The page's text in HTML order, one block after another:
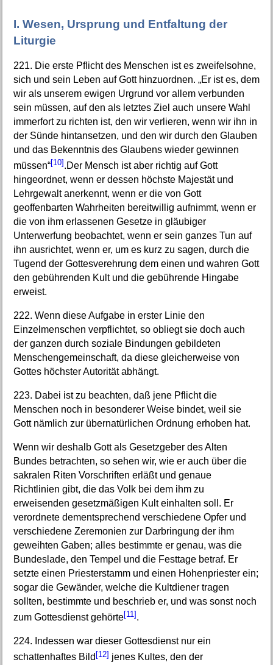
I. Wesen, Ursprung und Entfaltung der
Liturgie
221. Die erste Pflicht des Menschen ist es zweifelsohne,
sich und sein Leben auf Gott hinzuordnen. „Er ist es, dem
wir als unserem ewigen Urgrund vor allem verbunden
sein müssen, auf den als letztes Ziel auch unsere Wahl
immerfort zu richten ist, den wir verlieren, wenn wir ihn in
der Sünde hintansetzen, und den wir durch den Glauben
und das Bekenntnis des Glaubens wieder gewinnen
müssen“[10] .Der Mensch ist aber richtig auf Gott
hingeordnet, wenn er dessen höchste Majestät und
Lehrgewalt anerkennt, wenn er die von Gott
geoffenbarten Wahrheiten bereitwillig aufnimmt, wenn er
die von ihm erlassenen Gesetze in gläubiger
Unterwerfung beobachtet, wenn er sein ganzes Tun auf
ihn ausrichtet, wenn er, um es kurz zu sagen, durch die
Tugend der Gottesverehrung dem einen und wahren Gott
den gebührenden Kult und die gebührende Hingabe
erweist.
222. Wenn diese Aufgabe in erster Linie den
Einzelmenschen verpflichtet, so obliegt sie doch auch
der ganzen durch soziale Bindungen gebildeten
Menschengemeinschaft, da diese gleicherweise von
Gottes höchster Autorität abhängt.
223. Dabei ist zu beachten, daß jene Pflicht die
Menschen noch in besonderer Weise bindet, weil sie
Gott nämlich zur übernatürlichen Ordnung erhoben hat.
Wenn wir deshalb Gott als Gesetzgeber des Alten
Bundes betrachten, so sehen wir, wie er auch über die
sakralen Riten Vorschriften erläßt und genaue
Richtlinien gibt, die das Volk bei dem ihm zu
erweisenden gesetzmäßigen Kult einhalten soll. Er
verordnete dementsprechend verschiedene Opfer und
verschiedene Zeremonien zur Darbringung der ihm
geweihten Gaben; alles bestimmte er genau, was die
Bundeslade, den Tempel und die Festtage betraf. Er
setzte einen Priesterstamm und einen Hohenpriester ein;
sogar die Gewänder, welche die Kultdiener tragen
sollten, bestimmte und beschrieb er, und was sonst noch
zum Gottesdienst gehörte[11] .
224. Indessen war dieser Gottesdienst nur ein
schattenhaftes Bild [12] jenes Kultes, den der